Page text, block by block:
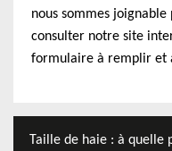
nous sommes joignable
consulter notre site
formulaire à remplir et
Taille de haie : à quelle